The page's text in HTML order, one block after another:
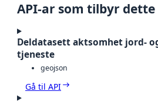
API-ar som tilbyr
Deldatasett aktsomhet jord-
tjeneste
geojson
Gå til API